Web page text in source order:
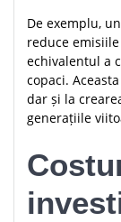
De exemplu,
reduce
echivalentul a
copaci.
dar și la
generațiile